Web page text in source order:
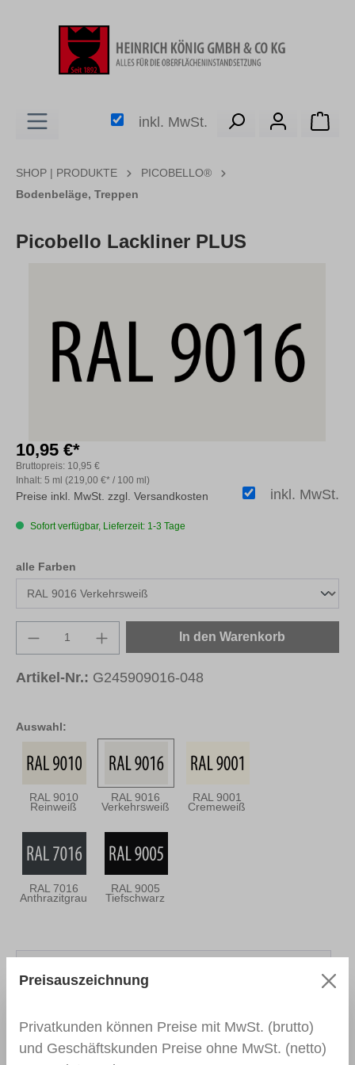
inkl. MwSt.
SHOP | PRODUKTE
PICOBELLO®
Bodenbeläge, Treppen
Picobello Lackliner PLUS
Auswahl:
RAL 9010
Reinweiß
RAL 9016
Verkehrsweiß
RAL 9001
Cremeweiß
RAL 7016
Anthrazitgrau
RAL 9005
Tiefschwarz
10,95 €*
Inhalt: 5 ml (219,00 €* / 100 ml)
Bruttopreis: 10,95 €
inkl. MwSt.
Preise inkl. MwSt. zzgl. Versandkosten
Sofort verfügbar, Lieferzeit: 1-3 Tage
alle Farben
Produkt Anzahl: Gib den gewünschten
In den Warenkorb
Artikel-Nr.: G245909016-048
Beschreibung
zum deckenden Einfärben von Kratzern,
Schnelltrocknen…Mehr
Preisauszeichnung
Privatkunden können Preise mit MwSt. (brutto)
und Geschäftskunden Preise ohne MwSt. (netto)